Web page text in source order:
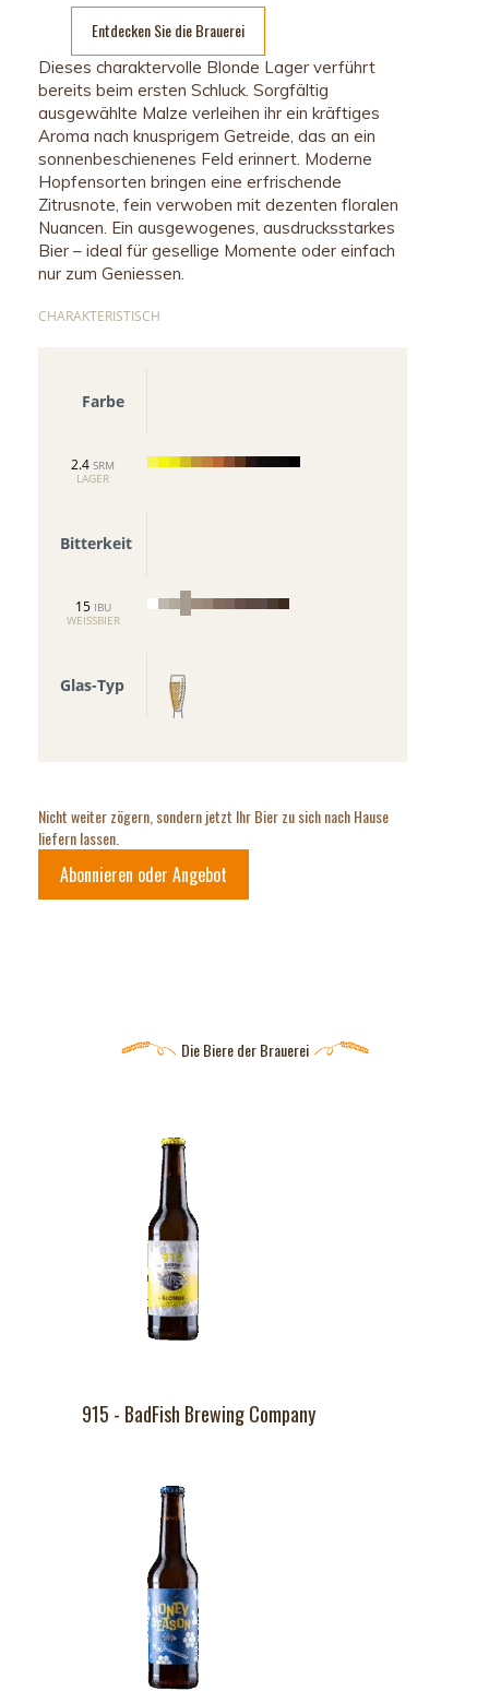
Entdecken Sie die Brauerei
Dieses charaktervolle Blonde Lager verführt
bereits beim ersten Schluck. Sorgfältig
ausgewählte Malze verleihen ihr ein kräftiges
Aroma nach knusprigem Getreide, das an ein
sonnenbeschienenes Feld erinnert. Moderne
Hopfensorten bringen eine erfrischende
Zitrusnote, fein verwoben mit dezenten floralen
Nuancen. Ein ausgewogenes, ausdrucksstarkes
Bier – ideal für gesellige Momente oder einfach
nur zum Geniessen.
CHARAKTERISTISCH
Farbe
2.4 SRM
LAGER
Bitterkeit
15 IBU
WEISSBIER
Glas-Typ
Nicht weiter zögern, sondern jetzt Ihr Bier zu sich nach Hause
liefern lassen.
Abonnieren oder Angebot
Die Biere der Brauerei
915 - BadFish Brewing Company